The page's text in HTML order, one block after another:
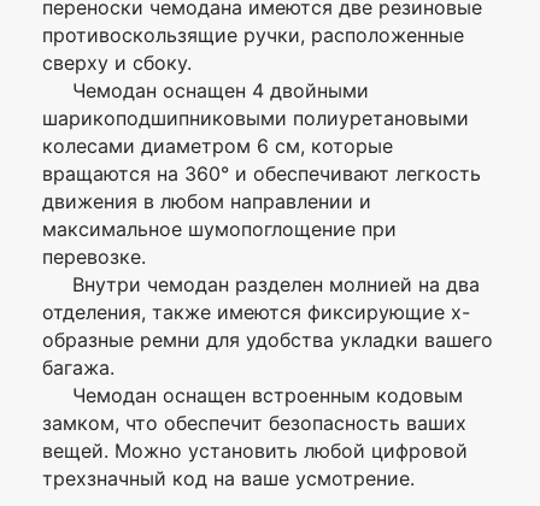
переноски чемодана имеются две резиновые
противоскользящие ручки, расположенные
сверху и сбоку.
Чемодан оснащен 4 двойными
шарикоподшипниковыми полиуретановыми
колесами диаметром 6 см, которые
вращаются на 360° и обеспечивают легкость
движения в любом направлении и
максимальное шумопоглощение при
перевозке.
Внутри чемодан разделен молнией на два
отделения, также имеются фиксирующие х-
образные ремни для удобства укладки вашего
багажа.
Чемодан оснащен встроенным кодовым
замком, что обеспечит безопасность ваших
вещей. Можно установить любой цифровой
трехзначный код на ваше усмотрение.
Вес, кг 3.7
Объем, л 105
Материал/
Конструкция
колеса
полиуретан/
шарикоподшипниковые,
наружные,
двойные,несъемные,
вращаются на 360°
Телескопическая
выдвижная
Да, фиксируется в
Ручка для
переноски
2 шт., сверху и сбоку
Кодовый замок Да, встроенный
Внутренние
карманы
Да
Я согласен с
Политикой
конфиденциальности
данного сайта